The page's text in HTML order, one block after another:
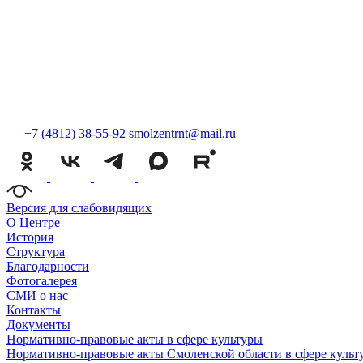
+7 (4812) 38-55-92 smolzentrnt@mail.ru
Версия для слабовидящих
О Центре
История
Структура
Благодарности
Фотогалерея
СМИ о нас
Контакты
Документы
Нормативно-правовые акты в сфере культуры
Нормативно-правовые акты Смоленской области в сфере